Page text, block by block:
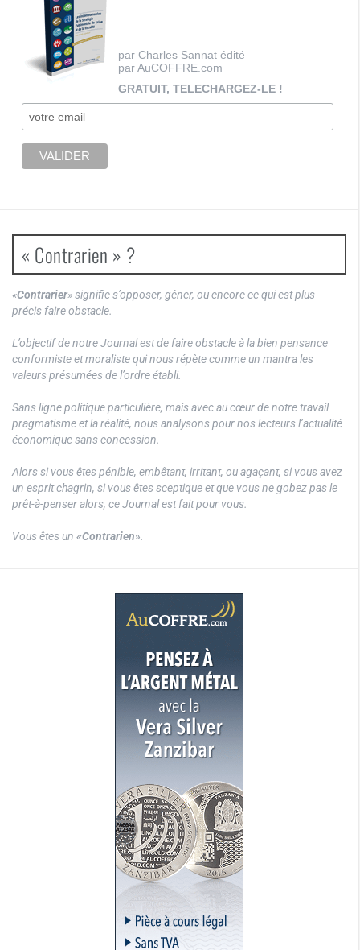
par Charles Sannat édité
par AuCOFFRE.com
GRATUIT, TELECHARGEZ-LE !
« Contrarien » ?
«Contrarier» signifie s’opposer, gêner, ou encore ce qui est plus
précis faire obstacle.
L’objectif de notre Journal est de faire obstacle à la bien pensance
conformiste et moraliste qui nous répète comme un mantra les
valeurs présumées de l’ordre établi.
Sans ligne politique particulière, mais avec au cœur de notre travail
pragmatisme et la réalité, nous analysons pour nos lecteurs l’actualité
économique sans concession.
Alors si vous êtes pénible, embêtant, irritant, ou agaçant, si vous avez
un esprit chagrin, si vous êtes sceptique et que vous ne gobez pas le
prêt-à-penser alors, ce Journal est fait pour vous.
Vous êtes un «Contrarien».